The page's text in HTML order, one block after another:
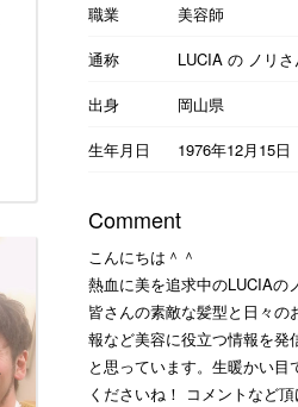
職業
美容師
通称
LUCIA の ノリさ
出身
岡山県
生年月日
1976年12月15日
Comment
こんにちは＾＾
熱血に美を追求中のLUCIAの
皆さんの素敵な髪型と日々の
報など美容に役立つ情報を発
と思っています。生暖かい目
くださいね！ コメントなど